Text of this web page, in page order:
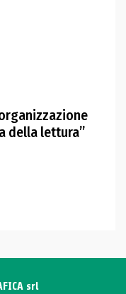
della lettura”
srl